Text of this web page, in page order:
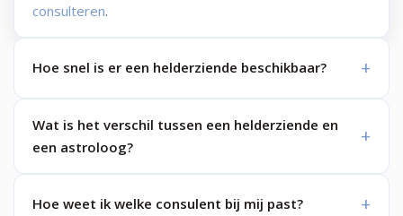
consulteren.
Hoe snel is er een helderziende beschikbaar?
Wat is het verschil tussen een helderziende en
een astroloog?
Hoe weet ik welke consulent bij mij past?